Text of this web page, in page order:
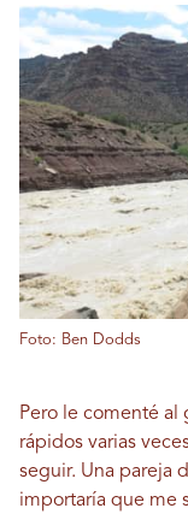
Foto: Ben Dodds
Pero le comenté al
rápidos varias
seguir. Una pareja
importaría que me